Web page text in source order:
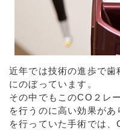
近年では技術の進歩で
にのぼっています。
その中でもこのCO２レ
を行うのに高い効果が
を行っていた手術では